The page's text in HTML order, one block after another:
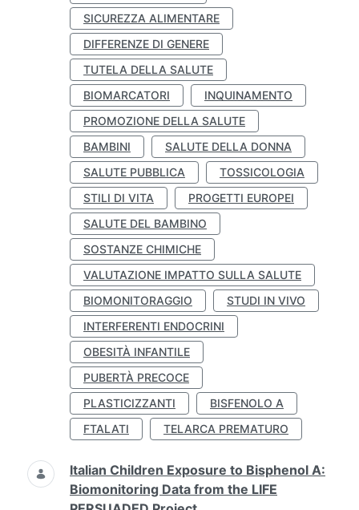
SICUREZZA ALIMENTARE
DIFFERENZE DI GENERE
TUTELA DELLA SALUTE
BIOMARCATORI
INQUINAMENTO
PROMOZIONE DELLA SALUTE
BAMBINI
SALUTE DELLA DONNA
SALUTE PUBBLICA
TOSSICOLOGIA
STILI DI VITA
PROGETTI EUROPEI
SALUTE DEL BAMBINO
SOSTANZE CHIMICHE
VALUTAZIONE IMPATTO SULLA SALUTE
BIOMONITORAGGIO
STUDI IN VIVO
INTERFERENTI ENDOCRINI
OBESITÀ INFANTILE
PUBERTÀ PRECOCE
PLASTICIZZANTI
BISFENOLO A
FTALATI
TELARCA PREMATURO
Italian Children Exposure to Bisphenol A:
Biomonitoring Data from the LIFE